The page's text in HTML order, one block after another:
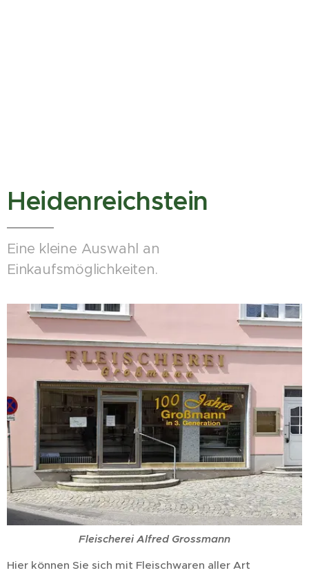
Heidenreichstein
Eine kleine Auswahl an
Einkaufsmöglichkeiten.
Fleischerei Alfred Grossmann
Hier können Sie sich mit Fleischwaren aller Art